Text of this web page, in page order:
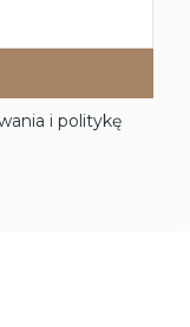
i politykę